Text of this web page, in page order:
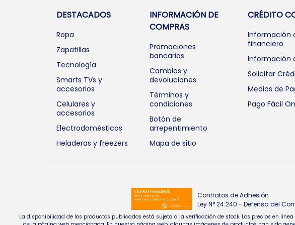
DESTACADOS
Ropa
Zapatillas
Tecnología
Smarts TVs y
accesorios
Celulares y
accesorios
Electrodomésticos
Heladeras y freezers
INFORMACIÓN DE
COMPRAS
Promociones
bancarias
Cambios y
devoluciones
Términos y
condiciones
Botón de
arrepentimiento
Mapa de sitio
CRÉDITO
Información
financiero
Información
Solicitar
Medios de
Pago Fácil
Contratos de Adhesión
Ley N° 24.240 - Defensa del
La disponibilidad de los productos publicados está sujeta a la verificación de stock. Los precios en